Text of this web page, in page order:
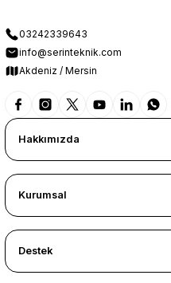
03242339643
info@serinteknik.com
Akdeniz / Mersin
Hakkımızda
Kurumsal
Destek